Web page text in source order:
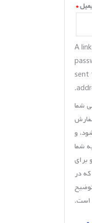
*
A
sent
شما
و
شما
برای
در
است.